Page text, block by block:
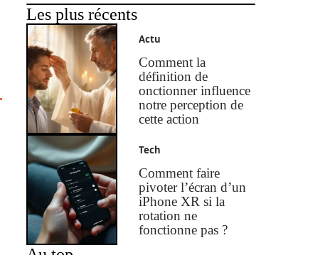
Les plus récents
Actu
Comment la
définition de
onctionner influence
notre perception de
cette action
Tech
Comment faire
pivoter l’écran d’un
iPhone XR si la
rotation ne
fonctionne pas ?